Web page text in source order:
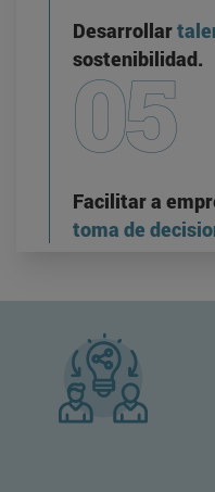
Desarrollar
sostenibilidad.
Facilitar a
toma de